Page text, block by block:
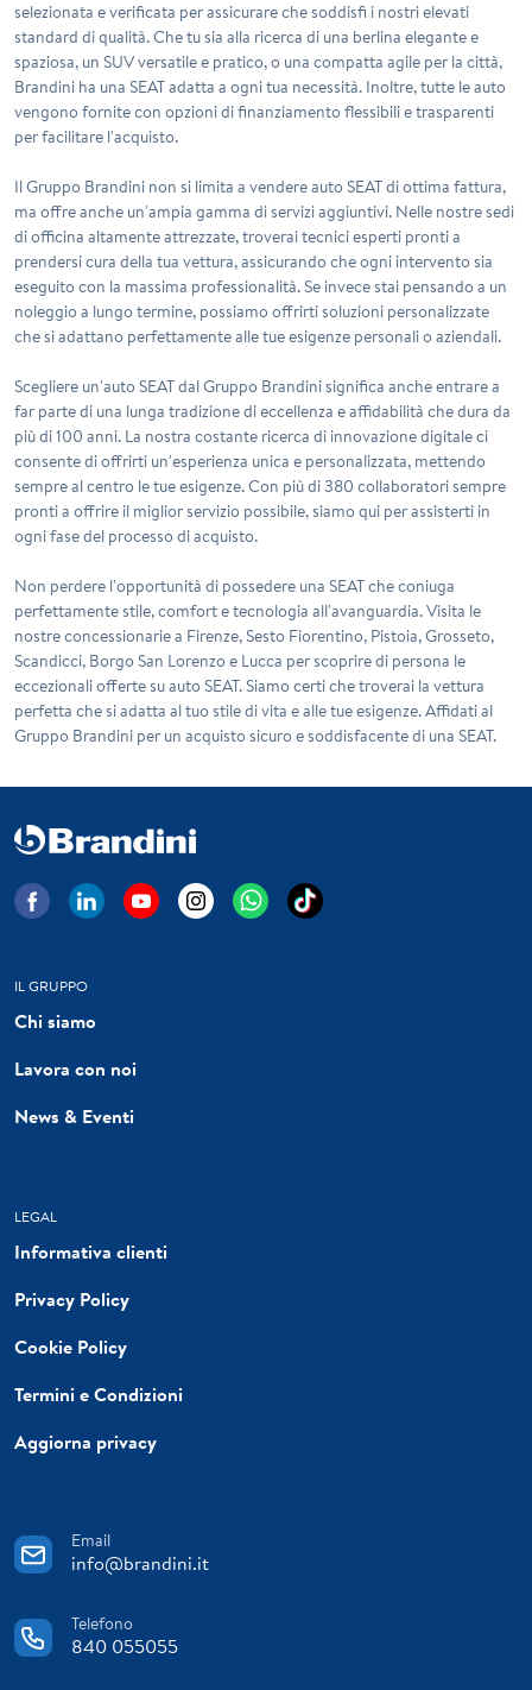
selezionata e verificata per assicurare che soddisfi i nostri elevati
standard di qualità. Che tu sia alla ricerca di una berlina elegante e
spaziosa, un SUV versatile e pratico, o una compatta agile per la città,
Brandini ha una SEAT adatta a ogni tua necessità. Inoltre, tutte le auto
vengono fornite con opzioni di finanziamento flessibili e trasparenti
per facilitare l'acquisto.
IlGruppo Brandini non si limita a vendere auto SEAT di ottima fattura,
ma offre anche un'ampia gamma di servizi aggiuntivi. Nelle nostre sedi
di officina altamente attrezzate, troverai tecnici esperti pronti a
prendersi cura della tua vettura, assicurando che ogni intervento sia
eseguito con la massima professionalità. Se invece stai pensando a un
noleggio a lungo termine, possiamo offrirti soluzioni personalizzate
che si adattano perfettamente alle tue esigenze personali o aziendali.
Scegliere un'auto SEAT dal Gruppo Brandini significa anche entrare a
far parte di una lunga tradizione di eccellenza e affidabilità che dura da
più di 100 anni. La nostra costante ricerca di innovazione digitale ci
consente di offrirti un'esperienza unica e personalizzata, mettendo
sempre al centro le tue esigenze. Con più di 380 collaboratori sempre
pronti a offrire il miglior servizio possibile, siamo qui per assisterti in
ogni fase del processo di acquisto.
Non perdere l'opportunità di possedere una SEAT che coniuga
perfettamente stile, comfort e tecnologia all'avanguardia. Visita le
nostre concessionarie a Firenze, Sesto Fiorentino, Pistoia, Grosseto,
Scandicci, Borgo San Lorenzo e Lucca per scoprire di persona le
eccezionali offerte su auto SEAT. Siamo certi che troverai la vettura
perfetta che si adatta al tuo stile di vita e alle tue esigenze. Affidati al
Gruppo Brandini per un acquisto sicuro e soddisfacente di una SEAT.
IL GRUPPO
Chi siamo
Lavora con noi
News & Eventi
LEGAL
Informativa clienti
Privacy Policy
Cookie Policy
Termini e Condizioni
Aggiorna privacy
Email
info@brandini.it
Telefono
840 055055